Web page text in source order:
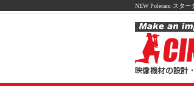
NEW Polecam スタ